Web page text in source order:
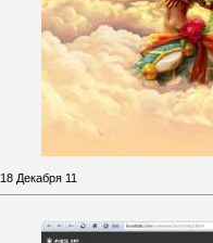
18 Декабря 11